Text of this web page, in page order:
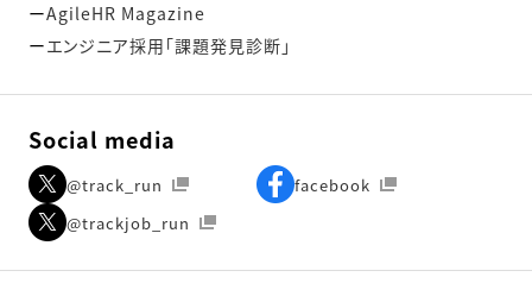
AgileHR Magazine
エンジニア採用「課題発見診断」
Social media
@track_run
facebook
@trackjob_run